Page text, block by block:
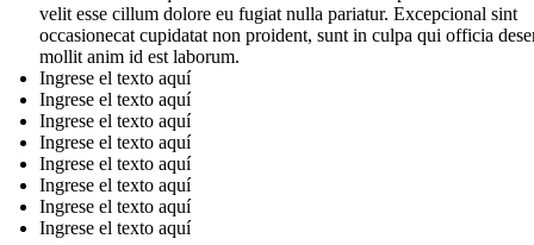
velit esse cillum dolore eu fugiat nulla pariatur. Excepcional sint
occasionecat cupidatat non proident, sunt in culpa qui officia
mollit anim id est laborum.
Ingrese el texto aquí
Ingrese el texto aquí
Ingrese el texto aquí
Ingrese el texto aquí
Ingrese el texto aquí
Ingrese el texto aquí
Ingrese el texto aquí
Ingrese el texto aquí